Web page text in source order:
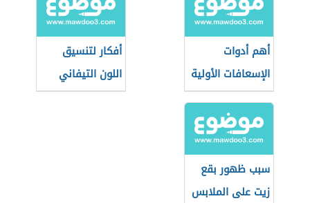
أهم أدوات
الإسعافات الأولية
في المنزل
أفكار لتنسيق
اللون التيفاني
في الأثاث
سبب ظهور بقع
زيت على الملابس